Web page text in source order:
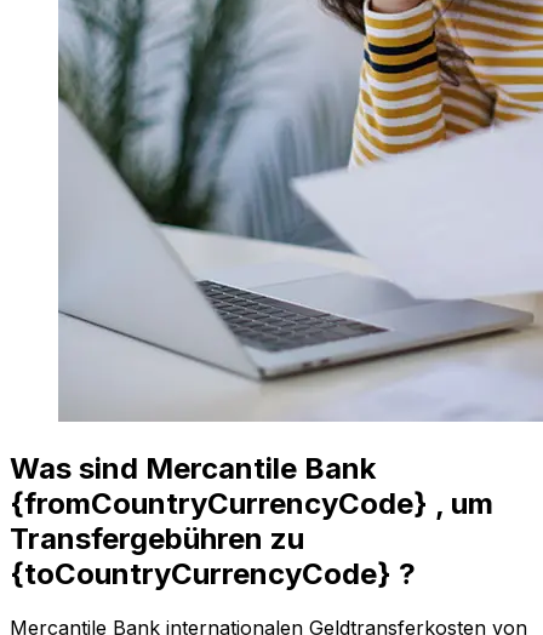
Was sind Mercantile Bank
{fromCountryCurrencyCode} , um
Transfergebühren zu
{toCountryCurrencyCode} ?
Mercantile Bank internationalen Geldtransferkosten von